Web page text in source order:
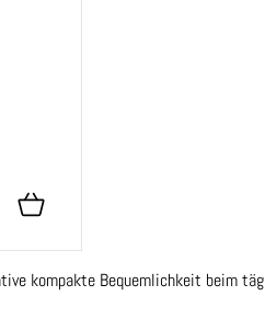
kompakte Bequemlichkeit beim